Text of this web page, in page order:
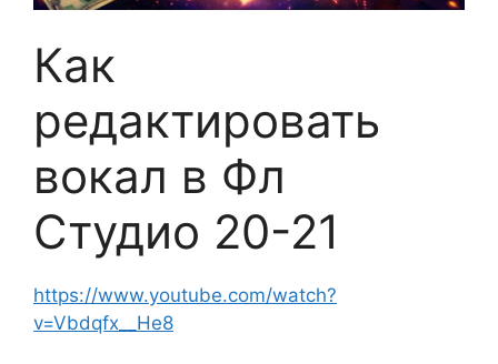
Как
редактировать
вокал в Фл
Студио 20-21
https://www.youtube.com/watch?
v=Vbdqfx__He8